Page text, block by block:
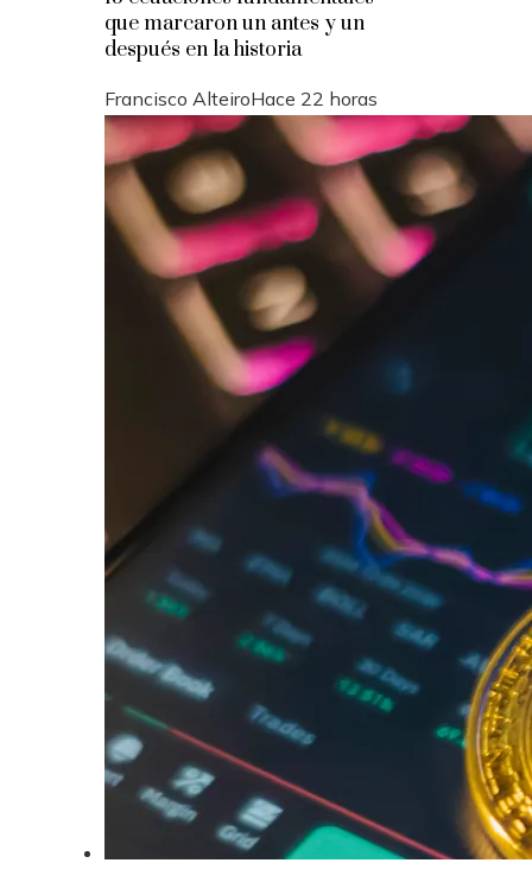
que marcaron un antes y un
después en la historia
Francisco AlteiroHace 22 horas